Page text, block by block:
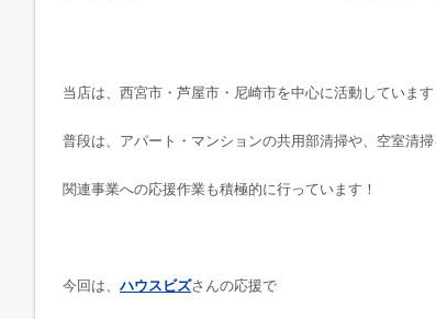
当店は、西宮市・芦屋市・尼崎市を中心に活動しています
普段は、アパート・マンションの共用部清掃や、空室清掃
関連事業への応援作業も積極的に行っています！
今回は、 ハウスビズさんの応援で